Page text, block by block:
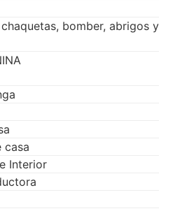
bomber, abrigos y
casa
Interior